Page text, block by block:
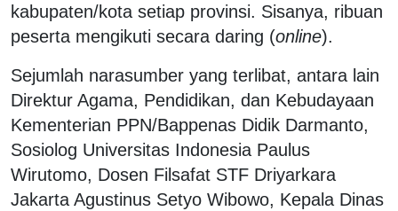
kabupaten/kota setiap provinsi. Sisanya, ribuan
peserta mengikuti secara daring (online).
Sejumlah narasumber yang terlibat, antara lain
Direktur Agama, Pendidikan, dan Kebudayaan
Kementerian PPN/Bappenas Didik Darmanto,
Sosiolog Universitas Indonesia Paulus
Wirutomo, Dosen Filsafat STF Driyarkara
Jakarta Agustinus Setyo Wibowo, Kepala Dinas